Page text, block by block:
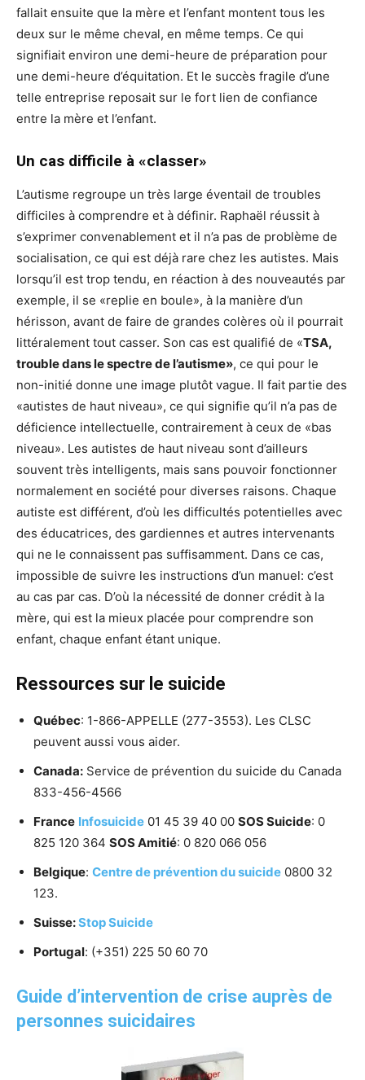
fallait ensuite que la mère et l’enfant montent tous les
deux sur le même cheval, en même temps. Ce qui
signifiait environ une demi-heure de préparation pour
une demi-heure d’équitation. Et le succès fragile d’une
telle entreprise reposait sur le fort lien de confiance
entre la mère et l’enfant.
Un cas difficile à «classer»
L’autisme regroupe un très large éventail de troubles
difficiles à comprendre et à définir. Raphaël réussit à
s’exprimer convenablement et il n’a pas de problème de
socialisation, ce qui est déjà rare chez les autistes. Mais
lorsqu’il est trop tendu, en réaction à des nouveautés par
exemple, il se «replie en boule», à la manière d’un
hérisson, avant de faire de grandes colères où il pourrait
littéralement tout casser. Son cas est qualifié de «TSA,
trouble dans le spectre de l’autisme», ce qui pour le
non-initié donne une image plutôt vague. Il fait partie des
«autistes de haut niveau», ce qui signifie qu’il n’a pas de
déficience intellectuelle, contrairement à ceux de «bas
niveau». Les autistes de haut niveau sont d’ailleurs
souvent très intelligents, mais sans pouvoir fonctionner
normalement en société pour diverses raisons. Chaque
autiste est différent, d’où les difficultés potentielles avec
des éducatrices, des gardiennes et autres intervenants
qui ne le connaissent pas suffisamment. Dans ce cas,
impossible de suivre les instructions d’un manuel: c’est
au cas par cas. D’où la nécessité de donner crédit à la
mère, qui est la mieux placée pour comprendre son
enfant, chaque enfant étant unique.
Ressources sur le suicide
Québec: 1-866-APPELLE (277-3553). Les CLSC
peuvent aussi vous aider.
Canada: Service de prévention du suicide du Canada
833-456-4566
France Infosuicide 01 45 39 40 00 SOS Suicide: 0
825 120 364 SOS Amitié: 0 820 066 056
Belgique: Centre de prévention du suicide 0800 32
123.
Suisse:Stop Suicide
Portugal: (+351) 225 50 60 70
Guide d’intervention de crise auprès de
personnes suicidaires